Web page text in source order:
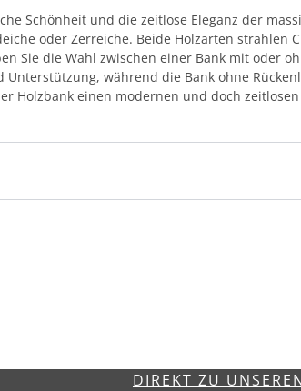
Schönheit und die zeitlose Eleganz der
oder Zerreiche. Beide Holzarten strahlen
Sie die Wahl zwischen einer Bank mit oder
Unterstützung, während die Bank ohne
Holzbank einen modernen und doch zeitlosen
DIREKT ZU